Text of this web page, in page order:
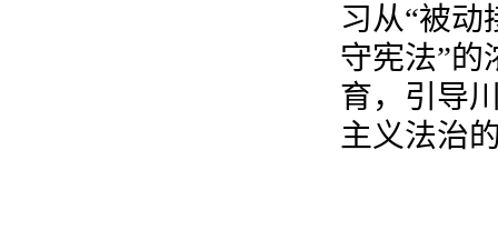
习从“被动
守宪法”的
育，引导
主义法治